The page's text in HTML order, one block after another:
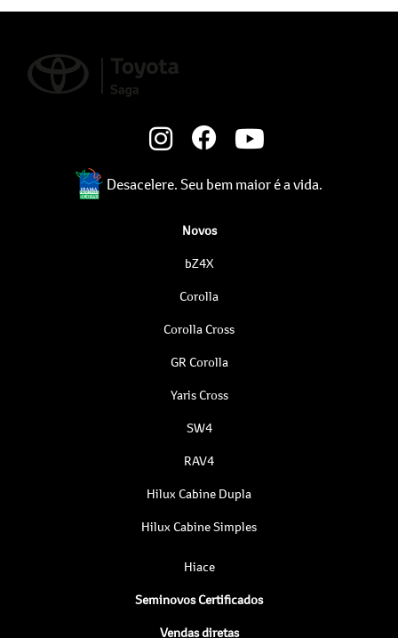
Desacelere. Seu bem maior é a vida.
Novos
bZ4X
Corolla
Corolla Cross
GR Corolla
Yaris Cross
SW4
RAV4
Hilux Cabine Dupla
Hilux Cabine Simples
Hiace
Seminovos Certificados
Vendas diretas